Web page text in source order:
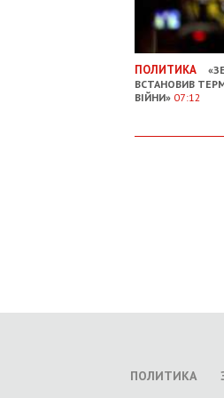
ПОЛИТИКА
ВСТАНОВИВ
ВІЙНИ» 07:12
ПОЛИТИКА